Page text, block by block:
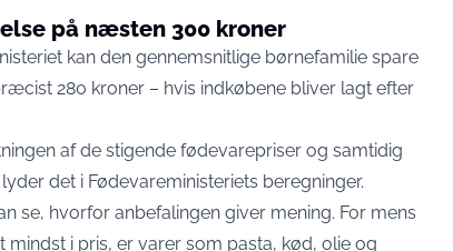
på næsten 300 kroner
kan den gennemsnitlige børnefamilie spare
280 kroner – hvis indkøbene bliver lagt efter
af de stigende fødevarepriser og samtidig
det i Fødevareministeriets beregninger.
se, hvorfor anbefalingen giver mening. For mens
i pris, er varer som pasta, kød, olie og